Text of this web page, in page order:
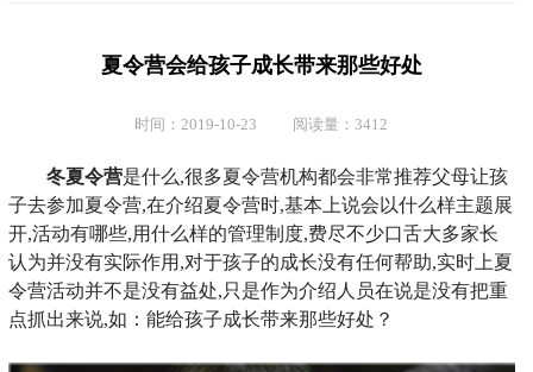
夏令营会给孩子成长带来那些好处
时间：2019-10-23 阅读量：3412
冬夏令营是什么,很多夏令营机构都会非常推荐父母让孩
子去参加夏令营,在介绍夏令营时,基本上说会以什么样主题展
开,活动有哪些,用什么样的管理制度,费尽不少口舌大多家长
认为并没有实际作用,对于孩子的成长没有任何帮助,实时上夏
令营活动并不是没有益处,只是作为介绍人员在说是没有把重
点抓出来说,如：能给孩子成长带来那些好处？